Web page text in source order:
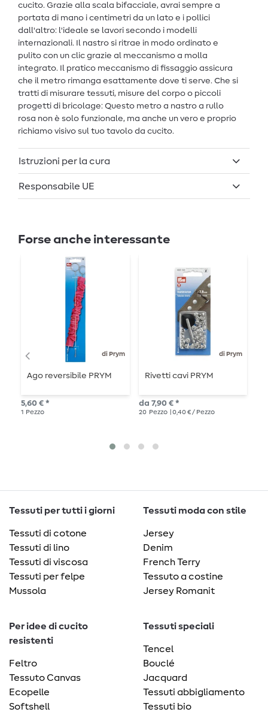
cucito. Grazie alla scala bifacciale, avrai sempre a
portata di mano i centimetri da un lato e i pollici
dall'altro: l'ideale se lavori secondo i modelli
internazionali. Il nastro si ritrae in modo ordinato e
pulito con un clic grazie al meccanismo a molla
integrato. Il pratico meccanismo di fissaggio assicura
che il metro rimanga esattamente dove ti serve. Che si
tratti di misurare tessuti, misure del corpo o piccoli
progetti di bricolage: Questo metro a nastro a rullo
rosa non è solo funzionale, ma anche un vero e proprio
richiamo visivo sul tuo tavolo da cucito.
Istruzioni per la cura
Responsabile UE
Forse anche interessante
di Prym
Ago reversibile PRYM
5,60 € *
1 Pezzo
di Prym
Rivetti cavi PRYM
da 7,90 € *
20 Pezzo | 0,40 € / Pezzo
Tessuti per tutti i giorni
Tessuti di cotone
Tessuti di lino
Tessuti di viscosa
Tessuti per felpe
Mussola
Tessuti moda con stile
Jersey
Denim
French Terry
Tessuto a costine
Jersey Romanit
Per idee di cucito
resistenti
Feltro
Tessuto Canvas
Ecopelle
Softshell
Tessuti speciali
Tencel
Bouclé
Jacquard
Tessuti abbigliamento
Tessuti bio